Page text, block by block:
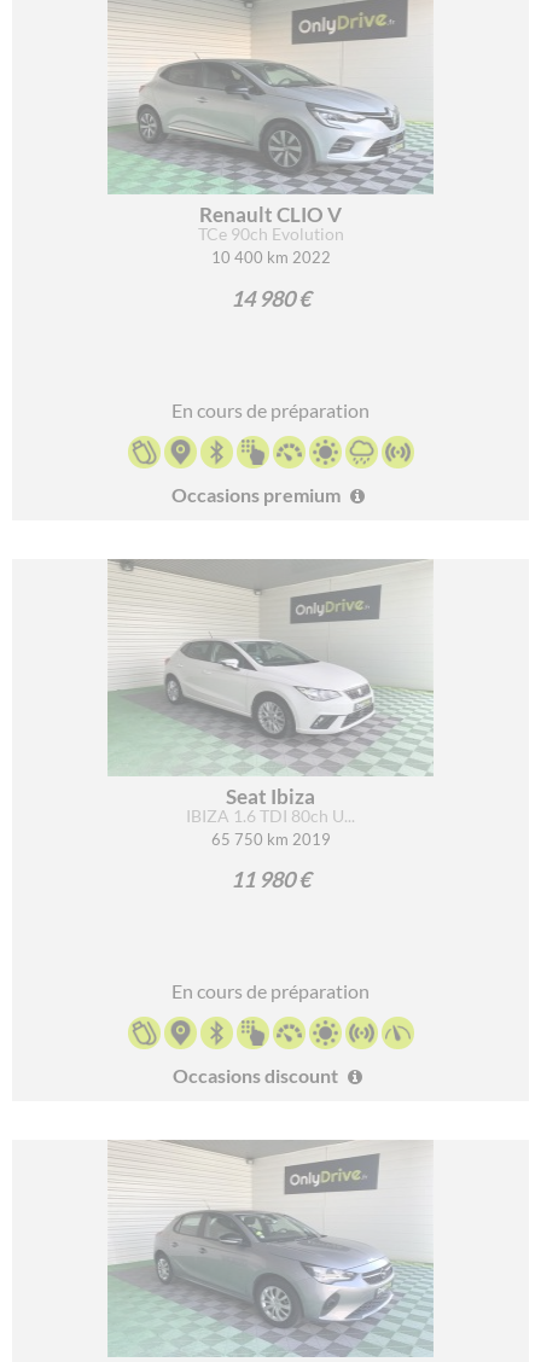
Renault CLIO V
TCe 90ch Evolution
10 400 km 2022
14 980 €
En cours de préparation
Occasions premium
Seat Ibiza
IBIZA 1.6 TDI 80ch U...
65 750 km 2019
11 980 €
En cours de préparation
Occasions discount